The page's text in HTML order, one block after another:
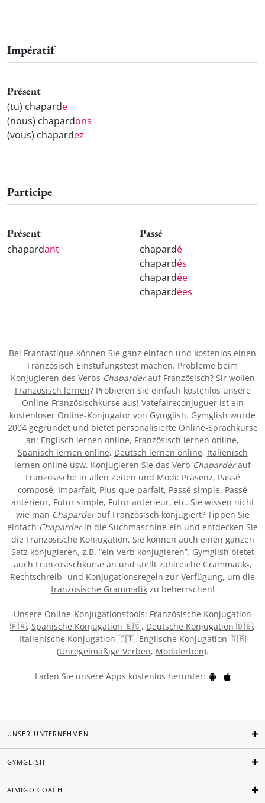
Impératif
Présent
(tu) chaparde
(nous) chapardons
(vous) chapardez
Participe
Présent
chapardant
Passé
chapardé
chapardés
chapardée
chapardées
Bei Frantastique können Sie ganz einfach und kostenlos einen
Französisch Einstufungstest machen. Probleme beim
Konjugieren des Verbs Chaparderauf Französisch? Sir wollen
Französisch lernen? Probieren Sie einfach kostenlos unsere
Online-Französischkurse aus! Vatefaireconjuguer ist ein
kostenloser Online-Konjugator von Gymglish. Gymglish wurde
2004 gegründet und bietet personalisierte Online-Sprachkurse
an: Englisch lernen online, Französisch lernen online,
Spanisch lernen online, Deutsch lernen online, Italienisch
lernen online usw. Konjugieren Sie das Verb Chaparderauf
Französische in allen Zeiten und Modi: Präsenz, Passé
composé, Imparfait, Plus-que-parfait, Passé simple, Passé
antérieur, Futur simple, Futur antérieur, etc. Sie wissen nicht
wie man Chaparderauf Französisch konjugiert? Tippen Sie
einfach Chaparderin die Suchmaschine ein und entdecken Sie
die Französische Konjugation. Sie können auch einen ganzen
Satz konjugieren, z.B. “ein Verb konjugieren”. Gymglish bietet
auch Französischkurse an und stellt zahlreiche Grammatik-,
Rechtschreib- und Konjugationsregeln zur Verfügung, um die
französische Grammatikzu beherrschen!
Unsere Online-Konjugationstools: Französische Konjugation
🇫🇷, Spanische Konjugation 🇪🇸, Deutsche Konjugation 🇩🇪,
Italienische Konjugation 🇮🇹, Englische Konjugation 🇬🇧
(Unregelmäßige Verben, Modalerben).
Laden Sie unsere Apps kostenlos herunter:
UNSER UNTERNEHMEN
GYMGLISH
AIMIGO COACH